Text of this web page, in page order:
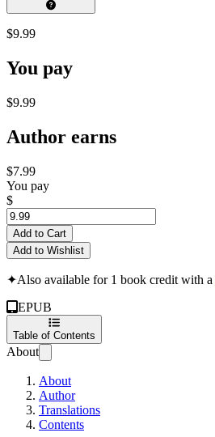
$9.99
You pay
$9.99
Author earns
$7.99
You pay
$
Add to Cart
Add to Wishlist
✦Also available for 1 book credit with a
EPUB
Table of Contents
About
About
Author
Translations
Contents